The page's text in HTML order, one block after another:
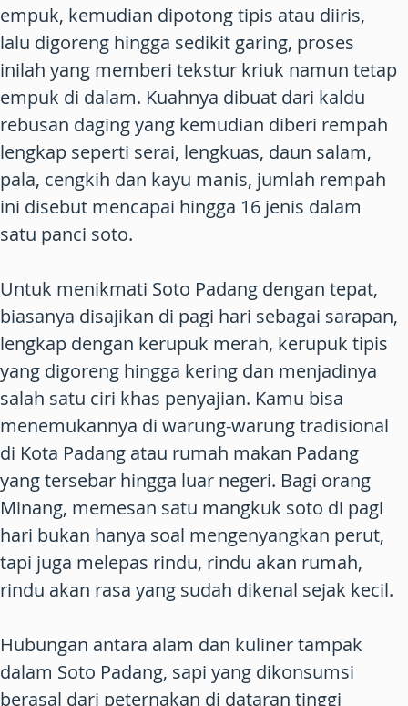
empuk, kemudian dipotong tipis atau diiris,
lalu digoreng hingga sedikit garing, proses
inilah yang memberi tekstur kriuk namun tetap
empuk di dalam. Kuahnya dibuat dari kaldu
rebusan daging yang kemudian diberi rempah
lengkap seperti serai, lengkuas, daun salam,
pala, cengkih dan kayu manis, jumlah rempah
ini disebut mencapai hingga 16 jenis dalam
satu panci soto.
Untuk menikmati Soto Padang dengan tepat,
biasanya disajikan di pagi hari sebagai sarapan,
lengkap dengan kerupuk merah, kerupuk tipis
yang digoreng hingga kering dan menjadinya
salah satu ciri khas penyajian. Kamu bisa
menemukannya di warung-warung tradisional
di Kota Padang atau rumah makan Padang
yang tersebar hingga luar negeri. Bagi orang
Minang, memesan satu mangkuk soto di pagi
hari bukan hanya soal mengenyangkan perut,
tapi juga melepas rindu, rindu akan rumah,
rindu akan rasa yang sudah dikenal sejak kecil.
Hubungan antara alam dan kuliner tampak
dalam Soto Padang, sapi yang dikonsumsi
berasal dari peternakan di dataran tinggi